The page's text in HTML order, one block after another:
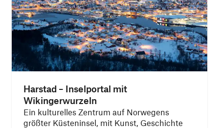
Harstad – Inselportal mit
Wikingerwurzeln
Ein kulturelles Zentrum auf Norwegens
größter Küsteninsel, mit Kunst, Geschichte